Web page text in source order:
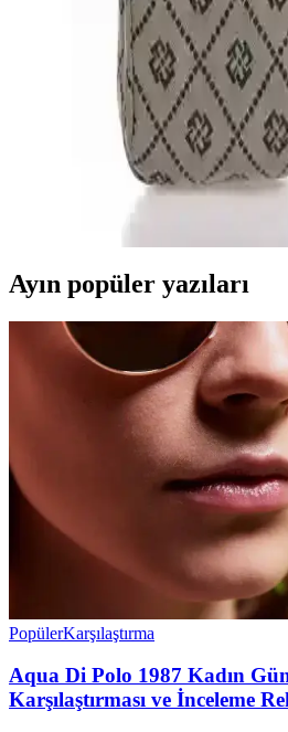
Fossil 05FS22Y281-KN4F kahverengi
malzeme, ayarlanabilir askı ve
günlük şıklığınızı tamamlar.
Fossil Kadın Çanta Modeli
Taş Günlük ve Şık Kullanım
Fossil'in 05FS22Y281-KN4F Ts Taş
hacmi ve ayarlanabilir askısıyla günlük
ve güvenli bir kadın çantasıdır.
Ayın popüler yazıları
PopülerKarşılaştırma
Aqua Di Polo 1987 Kadın
Karşılaştırması ve İnceleme